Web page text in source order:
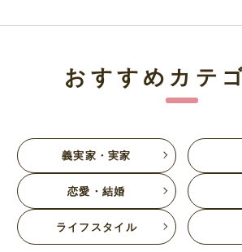
おすすめカテ
義実家・実家
恋愛・結婚
ライフスタイル